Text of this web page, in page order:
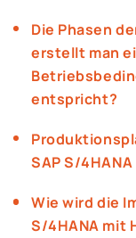
Die Phasen
erstellt man
entspricht?
SAP S/4HANA
Wie wird die
S/4HANA mit